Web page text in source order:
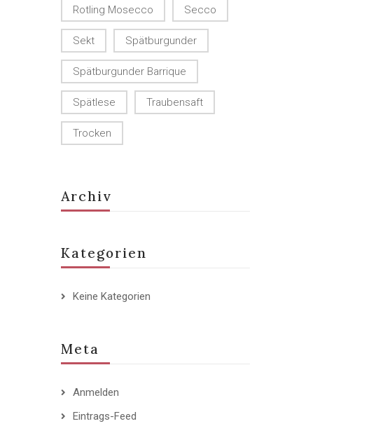
Rotling Mosecco Secco
Sekt Spätburgunder
Spätburgunder Barrique
Spätlese Traubensaft
Trocken
Archiv
Kategorien
Keine Kategorien
Meta
Anmelden
Eintrags-Feed